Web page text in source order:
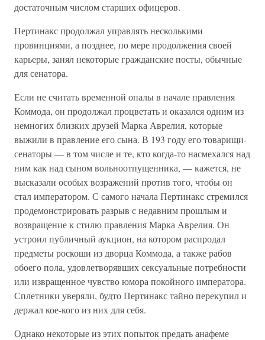
достаточным числом старших офицеров.
Пертинакс продолжал управлять несколькими
провинциями, а позднее, по мере продолжения своей
карьеры, занял некоторые гражданские посты, обычные
для сенатора.
Если не считать временной опалы в начале правления
Коммода, он продолжал процветать и оказался одним из
немногих близких друзей Марка Аврелия, которые
выжили в правление его сына. В 193 году его товарищи-
сенаторы — в том числе и те, кто когда-то насмехался над
ним как над сыном вольноотпущенника, — кажется, не
высказали особых возражений против того, чтобы он
стал императором. С самого начала Пертинакс стремился
продемонстрировать разрыв с недавним прошлым и
возвращение к стилю правления Марка Аврелия. Он
устроил публичный аукцион, на котором распродал
предметы роскоши из дворца Коммода, а также рабов
обоего пола, удовлетворявших сексуальные потребности
или извращенное чувство юмора покойного императора.
Сплетники уверяли, будто Пертинакс тайно перекупил и
держал кое-кого из них для себя.
Однако некоторые из этих попыток предать анафеме